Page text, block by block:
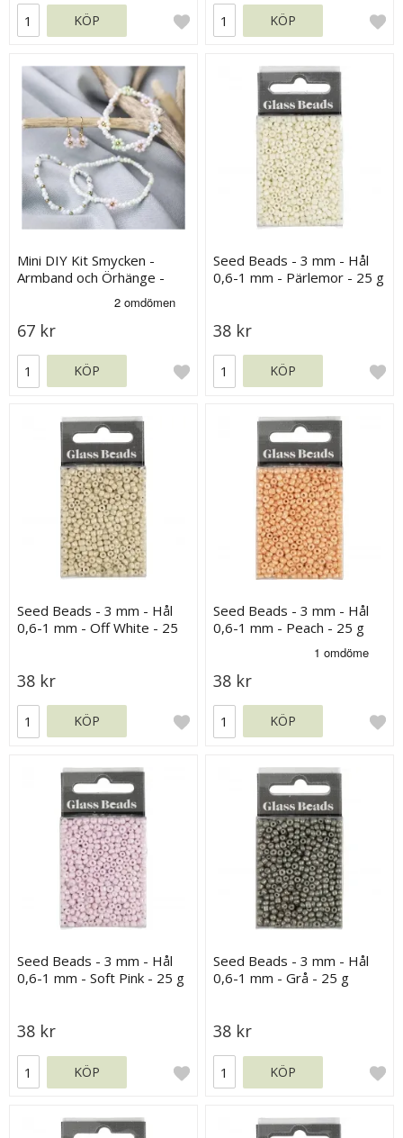
KÖP KÖP
Mini DIY Kit Smycken -
Armband och Örhänge -
67 kr
KÖP
Seed Beads - 3 mm - Hål
0,6-1 mm - Pärlemor - 25 g
38 kr
KÖP
Seed Beads - 3 mm - Hål
0,6-1 mm - Off White - 25
38 kr
KÖP
Seed Beads - 3 mm - Hål
0,6-1 mm - Peach - 25 g
38 kr
KÖP
Seed Beads - 3 mm - Hål
0,6-1 mm - Soft Pink - 25 g
38 kr
KÖP
Seed Beads - 3 mm - Hål
0,6-1 mm - Grå - 25 g
38 kr
KÖP